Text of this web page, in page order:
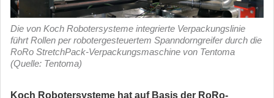
Die von Koch Robotersysteme integrierte Verpackungslinie
führt Rollen per robotergesteuertem Spanndorngreifer durch die
RoRo StretchPack-Verpackungsmaschine von Tentoma
(Quelle: Tentoma)
Koch Robotersysteme hat auf Basis der RoRo-